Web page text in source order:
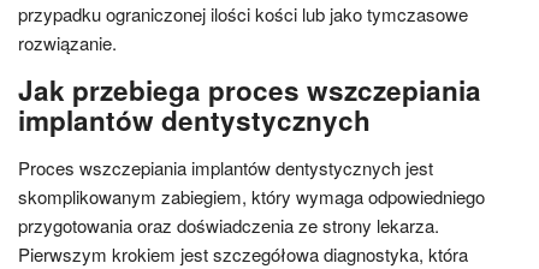
przypadku ograniczonej ilości kości lub jako tymczasowe
rozwiązanie.
Jak przebiega proces wszczepiania
implantów dentystycznych
Proces wszczepiania implantów dentystycznych jest
skomplikowanym zabiegiem, który wymaga odpowiedniego
przygotowania oraz doświadczenia ze strony lekarza.
Pierwszym krokiem jest szczegółowa diagnostyka, która